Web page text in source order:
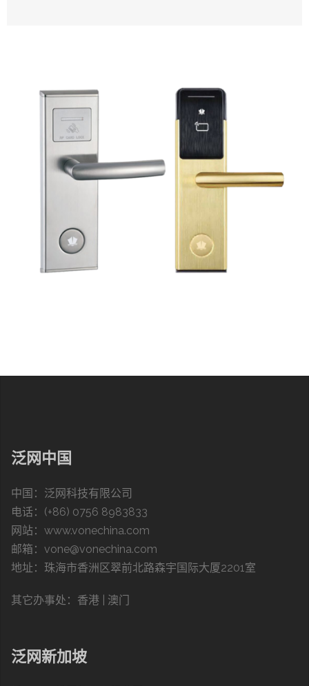
泛网中国
中国：泛网科技有限公司
电话：(+86) 0756 8983833
网站： www.vonechina.com
邮箱：vone@vonechina.com
地址：珠海市香洲区翠前北路森宇国际大厦2201室
其它办事处： 香港 | 澳门
泛网新加坡